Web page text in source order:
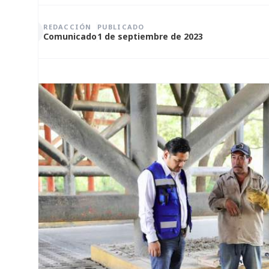
REDACCIÓN
Comunicado
PUBLICADO
1 de septiembre de 2023